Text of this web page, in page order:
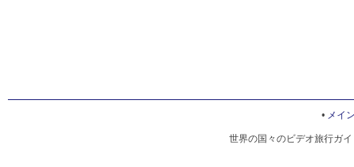
• メイ
世界の国々のビデオ旅行ガ